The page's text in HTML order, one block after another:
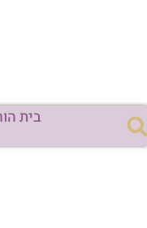
בית